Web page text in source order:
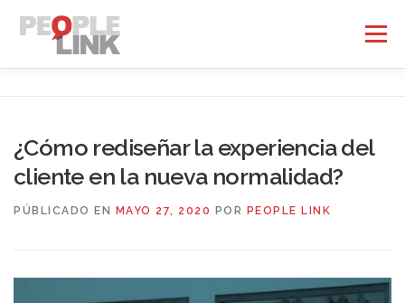
contenido
Menú
EMPLEOS BLOG CONTACTO
¿Cómo rediseñar la experiencia del
cliente en la nueva normalidad?
PÚBLICADO EN MAYO 27, 2020 POR PEOPLE LINK